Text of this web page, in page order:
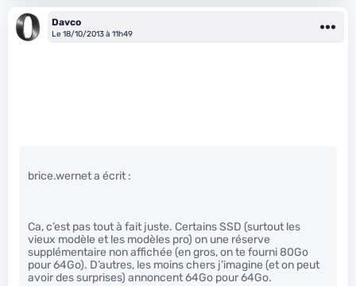
Davco
Le 18/10/2013 à 11h49
brice.wernet a écrit :
Ca, c’est pas tout à fait juste. Certains SSD (surtout les
vieux modèle et les modèles pro) on une réserve
supplémentaire non affichée (en gros, on te fourni 80Go
pour 64Go). D’autres, les moins chers j’imagine (et on peut
avoir des surprises) annoncent 64Go pour 64Go.